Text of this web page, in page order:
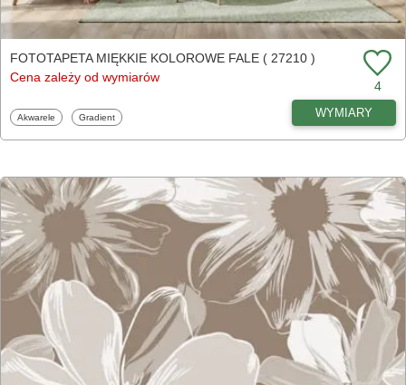
FOTOTAPETA MIĘKKIE KOLOROWE FALE ( 27210 )
Cena zależy od wymiarów
4
Fototapety
Akwarele Fototapety
Gradient WYMIARY